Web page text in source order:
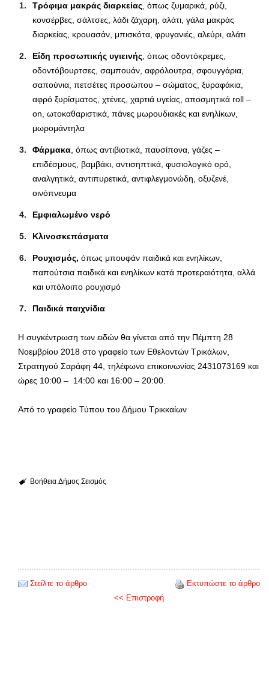
Τρόφιμα μακράς διαρκείας , όπως ζυμαρικά, ρύζι,
κονσέρβες, σάλτσες, λάδι ζάχαρη, αλάτι, γάλα μακράς
διαρκείας, κρουασάν, μπισκότα, φρυγανιές, αλεύρι, αλάτι
Είδη προσωπικής υγιεινής , όπως οδοντόκρεμες,
οδοντόβουρτσες, σαμπουάν, αφρόλουτρα, σφουγγάρια,
σαπούνια, πετσέτες προσώπου – σώματος, ξυραφάκια,
αφρό ξυρίσματος, χτένες, χαρτιά υγείας, αποσμητικά roll –
on, ωτοκαθαριστικά, πάνες μωρουδιακές και ενηλίκων,
μωρομάντηλα
Φάρμακα , όπως αντιβιοτικά, παυσίπονα, γάζες –
επιδέσμους, βαμβάκι, αντισηπτικά, φυσιολογικό ορό,
αναλγητικά, αντιπυρετικά, αντιφλεγμονώδη, οξυζενέ,
οινόπνευμα
Εμφιαλωμένο νερό
Κλινοσκεπάσματα
Ρουχισμός, όπως μπουφάν παιδικά και ενηλίκων,
παπούτσια παιδικά και ενηλίκων κατά προτεραιότητα, αλλά
και υπόλοιπο ρουχισμό
Παιδικά παιχνίδια
Η συγκέντρωση των ειδών θα γίνεται από την Πέμπτη 28
Νοεμβρίου 2018 στο γραφείο των Εθελοντών Τρικάλων,
Στρατηγού Σαράφη 44, τηλέφωνο επικοινωνίας 2431073169 και
ώρες 10:00 – 14:00 και 16:00 – 20:00.
Από το γραφείο Τύπου του Δήμου Τρικκαίων
Βοήθεια Δήμος Σεισμός
Στείλτε το άρθρο
Εκτυπώστε το άρθρο
<< Επιστροφή